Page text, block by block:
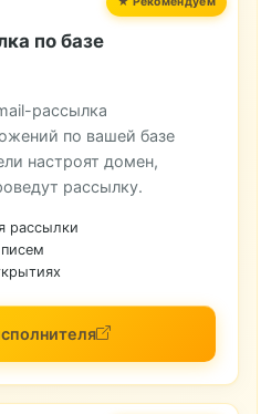
по базе
рассылка
по вашей базе
настроят домен,
рассылку.
рассылки